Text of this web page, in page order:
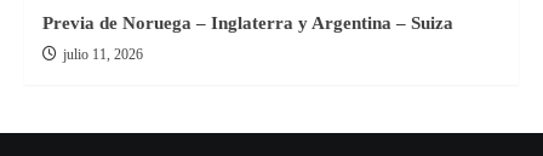
Previa de Noruega – Inglaterra y Argentina – Suiza
julio 11, 2026